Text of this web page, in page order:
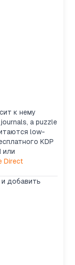
к нему
а puzzle
low-
KDP
или
Direct
добавить